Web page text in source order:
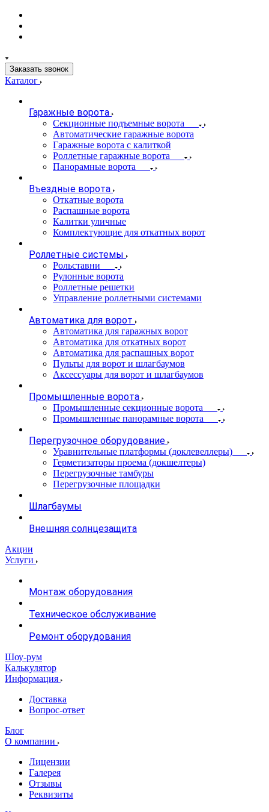
Заказать звонок
Каталог
Гаражные ворота
Секционные подъемные ворота
Автоматические гаражные ворота
Гаражные ворота с калиткой
Роллетные гаражные ворота
Панорамные ворота
Въездные ворота
Откатные ворота
Распашные ворота
Калитки уличные
Комплектующие для откатных ворот
Роллетные системы
Рольставни
Рулонные ворота
Роллетные решетки
Управление роллетными системами
Автоматика для ворот
Автоматика для гаражных ворот
Автоматика для откатных ворот
Автоматика для распашных ворот
Пульты для ворот и шлагбаумов
Аксессуары для ворот и шлагбаумов
Промышленные ворота
Промышленные секционные ворота
Промышленные панорамные ворота
Перегрузочное оборудование
Уравнительные платформы (доклевеллеры)
Герметизаторы проема (докшелтеры)
Перегрузочные тамбуры
Перегрузочные площадки
Шлагбаумы
Внешняя солнцезащита
Акции
Услуги
Монтаж оборудования
Техническое обслуживание
Ремонт оборудования
Шоу-рум
Калькулятор
Информация
Доставка
Вопрос-ответ
Блог
О компании
Лицензии
Галерея
Отзывы
Реквизиты